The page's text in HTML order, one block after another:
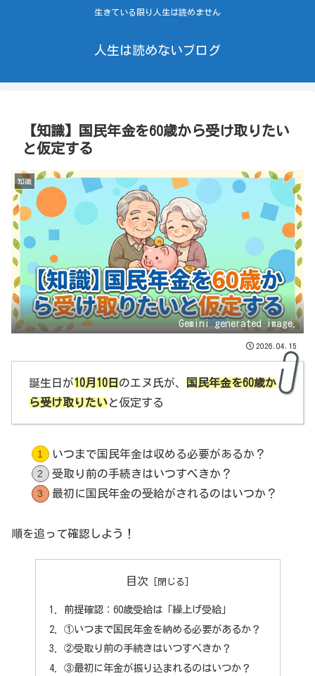
生きている限り人生は読めません
人生は読めないブログ
【知識】国民年金を60歳から受け取りたい
と仮定する
知識
Gemini generated image.
2026.04.15
誕生日が10月10日 のエヌ氏が、
国民年金を60歳か
ら受け取りたいと仮定する
いつまで国民年金は収める必要があるか？
受取り前の手続きはいつすべきか？
最初に国民年金の受給がされるのはいつか？
順を追って確認しよう！
目次
前提確認：60歳受給は「繰上げ受給」
①いつまで国民年金を納める必要があるか？
②受取り前の手続きはいつすべきか？
③最初に年金が振り込まれるのはいつか？